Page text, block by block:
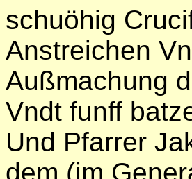
schuöhig
Anstreichen
Außmachung
Vndt funff
Und Pfarrer
dem (im